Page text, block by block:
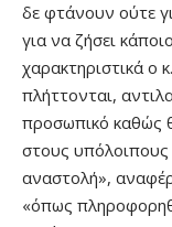
δε φτάνουν ούτε
για να ζήσει
χαρακτηριστικά ο
πλήττονται,
προσωπικό καθώς
στους
αναστολή»,
«όπως